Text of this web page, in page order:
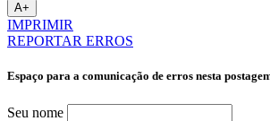
A+
IMPRIMIR
REPORTAR ERROS
Espaço para a comunicação de erros nesta
Seu nome